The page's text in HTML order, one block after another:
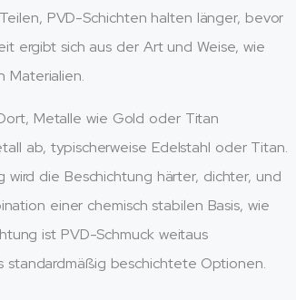
PVD-Schichten halten länger, bevor
ergibt sich aus der Art und Weise, wie
Materialien.
Metalle wie Gold oder Titan
ab, typischerweise Edelstahl oder Titan.
die Beschichtung härter, dichter, und
einer chemisch stabilen Basis, wie
ist PVD-Schmuck weitaus
beschichtete Optionen.